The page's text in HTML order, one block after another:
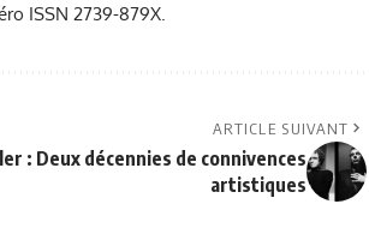
ISSN 2739-879X.
ARTICLE SUIVANT
: Deux décennies de connivences
artistiques